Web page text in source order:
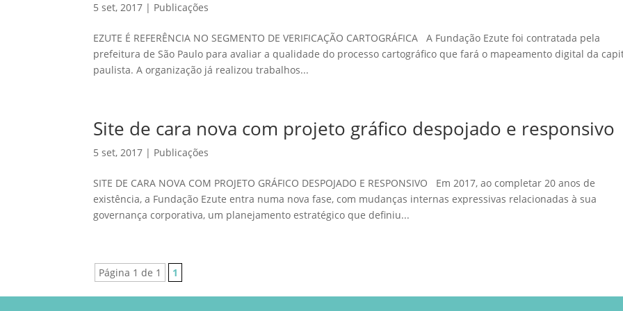
5 set, 2017 | Publicações
EZUTE É REFERÊNCIA NO SEGMENTO DE VERIFICAÇÃO CARTOGRÁFICA A Fundação Ezute foi contratada pela
prefeitura de São Paulo para avaliar a qualidade do processo cartográfico que fará o mapeamento digital da
paulista. A organização já realizou trabalhos...
Site de cara nova com projeto gráfico despojado e responsivo
5 set, 2017 | Publicações
SITE DE CARA NOVA COM PROJETO GRÁFICO DESPOJADO E RESPONSIVO Em 2017, ao completar 20 anos de
existência, a Fundação Ezute entra numa nova fase, com mudanças internas expressivas relacionadas à sua
governança corporativa, um planejamento estratégico que definiu...
Página 1 de 1 1